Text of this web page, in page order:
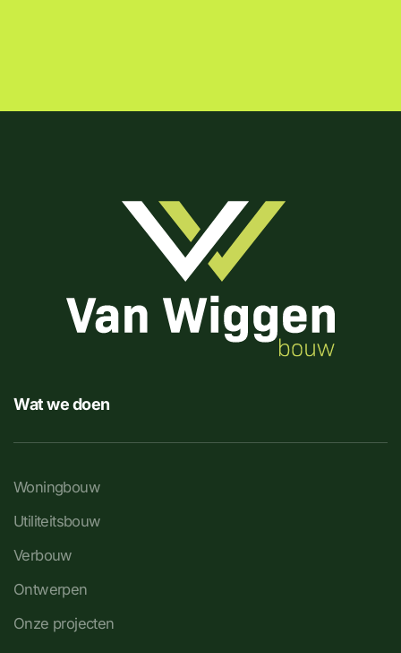
Wat we doen
Woningbouw
Utiliteitsbouw
Verbouw
Ontwerpen
Onze projecten